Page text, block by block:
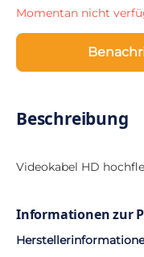
Momentan nicht
Beschreibung
Videokabel HD
Informationen zur